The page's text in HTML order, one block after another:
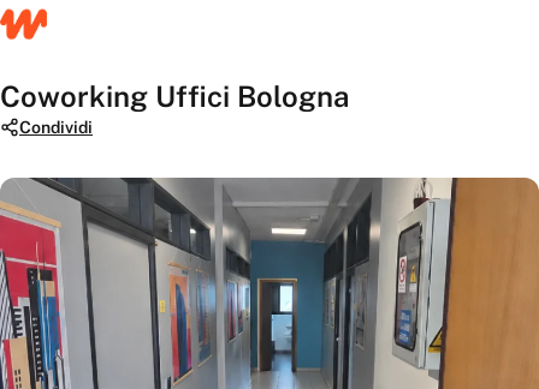
Coworking Uffici Bologna
Condividi